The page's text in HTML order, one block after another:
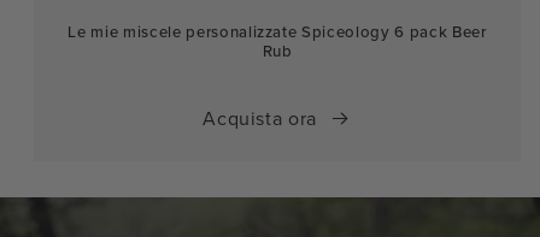
Le mie miscele personalizzate Spiceology 6 pack Beer
Rub
Acquista ora